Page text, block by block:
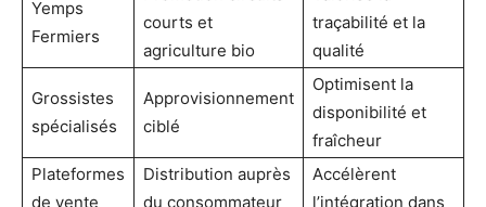
Yemps
Fermiers
courts et
agriculture bio
traçabilité et la
qualité
Grossistes
spécialisés
Approvisionnement
ciblé
Optimisent la
disponibilité et
fraîcheur
Plateformes
de vente
Distribution auprès
du consommateur
Accélèrent
l’intégration dans